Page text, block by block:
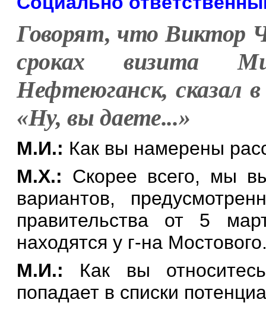
Говорят, что Виктор
сроках визита
Нефтеюганск, сказал
«Ну,вы даете...»
М.И.: Как вы намерены
М.Х.: Скорее всего, мы
вариантов,
правительства от 5
находятся у г-на
М.И.: Как вы
попадает в списки